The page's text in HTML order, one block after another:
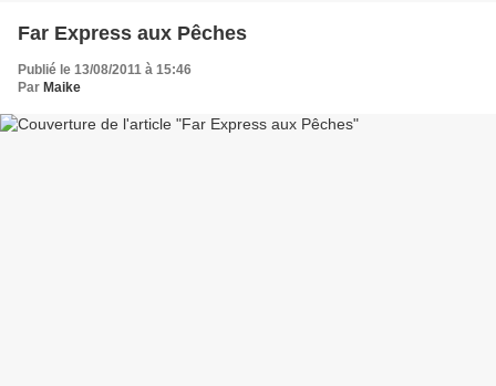
Far Express aux Pêches
Publié le 13/08/2011 à 15:46
Par Maike